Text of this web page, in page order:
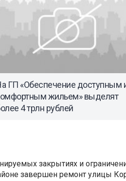
ГП «Обеспечение доступным
жильем» выделят
4 трлн рублей
закрытиях и
завершен ремонт улицы